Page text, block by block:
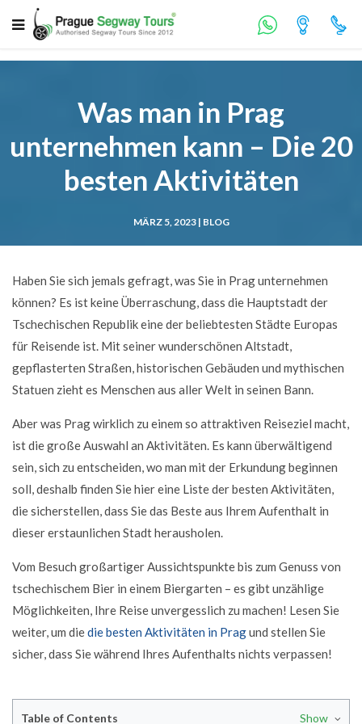
Was man in Prag
unternehmen kann – Die 20
besten Aktivitäten
MÄRZ 5, 2023 | BLOG
Haben Sie sich jemals gefragt, was Sie in Prag unternehmen
können? Es ist keine Überraschung, dass die Hauptstadt der
Tschechischen Republik eine der beliebtesten Städte Europas
für Reisende ist. Mit seiner wunderschönen Altstadt,
gepflasterten Straßen, historischen Gebäuden und mythischen
Statuen zieht es Menschen aus aller Welt in seinen Bann.
Aber was Prag wirklich zu einem so attraktiven Reiseziel macht,
ist die große Auswahl an Aktivitäten. Es kann überwältigend
sein, sich zu entscheiden, wo man mit der Erkundung beginnen
soll, deshalb finden Sie hier eine Liste der besten Aktivitäten,
die sicherstellen, dass Sie das Beste aus Ihrem Aufenthalt in
dieser erstaunlichen Stadt herausholen.
Vom Besuch großartiger Aussichtspunkte bis zum Genuss von
tschechischem Bier in einem Biergarten – es gibt unzählige
Möglichkeiten, Ihre Reise unvergesslich zu machen! Lesen Sie
weiter, um diedie besten Aktivitäten in Pragund stellen Sie
sicher, dass Sie während Ihres Aufenthalts nichts verpassen!
Table of Contents
Show